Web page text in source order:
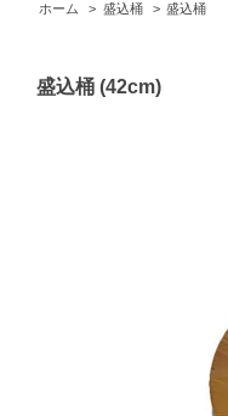
ホーム > 盛込桶 > 盛込桶
盛込桶 (42cm)